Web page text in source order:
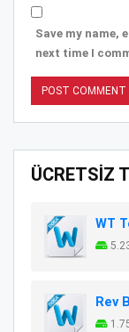
Save my name,
next time I
ÜCRETSİZ
WT
Rev